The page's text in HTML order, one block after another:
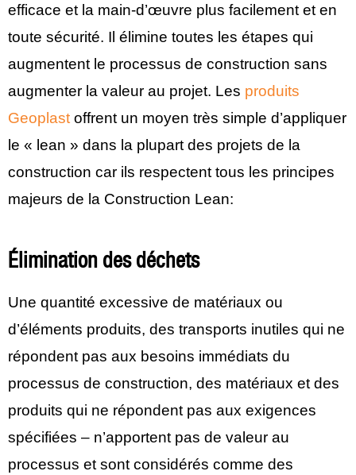
efficace et la main-d’œuvre plus facilement et en
toute sécurité. Il élimine toutes les étapes qui
augmentent le processus de construction sans
augmenter la valeur au projet. Les produits
Geoplast offrent un moyen très simple d’appliquer
le « lean » dans la plupart des projets de la
construction car ils respectent tous les principes
majeurs de la Construction Lean:
Élimination des déchets
Une quantité excessive de matériaux ou
d’éléments produits, des transports inutiles qui ne
répondent pas aux besoins immédiats du
processus de construction, des matériaux et des
produits qui ne répondent pas aux exigences
spécifiées – n’apportent pas de valeur au
processus et sont considérés comme des